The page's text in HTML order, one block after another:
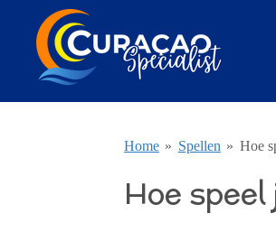
direct
Home » Spellen » Hoe
Hoe